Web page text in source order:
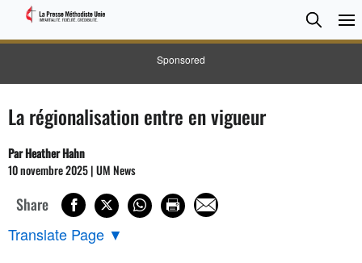
Sponsored
Search
La régionalisation entre en vigueur
Par Heather Hahn
10 novembre 2025 | UM News
Share
Translate Page ▼